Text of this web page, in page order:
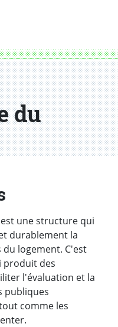
du
une structure qui
durablement la
logement. C'est
produit des
l'évaluation et la
publiques
comme les